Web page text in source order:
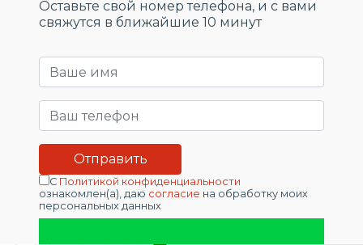
Оставьте свой номер телефона, и c вами
свяжутся в ближайшие 10 минут
С Политикой конфиденциальности
ознакомлен(а), даю согласие на обработку моих
персональных данных